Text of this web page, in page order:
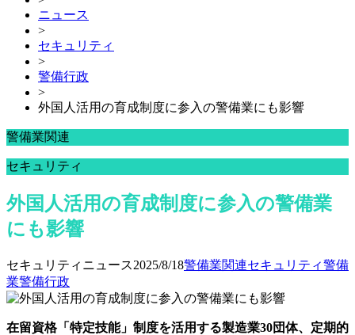
ニュース
>
セキュリティ
>
警備行政
>
外国人活用の育成制度に参入の警備業にも影響
警備業関連
セキュリティ
外国人活用の育成制度に参入の警備業
にも影響
セキュリティニュース2025/8/18警備業関連セキュリティ警備
業警備行政
在留資格「特定技能」制度を活用する製造業30団体、定期的